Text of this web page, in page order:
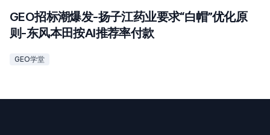
GEO招标潮爆发-扬子江药业要求“白帽”优化原
则-东风本田按AI推荐率付款
GEO学堂